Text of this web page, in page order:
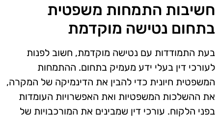
חשיבות התמחות משפטית
בתחום נטישה מוקדמת
בעת התמודדות עם נטישה מוקדמת, חשוב לפנות
לעורכי דין בעלי ידע מעמיק בתחום. ההתמחות
המשפטית חיונית כדי להבין את הדינמיקה של המקרה,
את ההשלכות המשפטיות ואת האפשרויות העומדות
בפני הלקוח. עורכי דין שמבינים את המורכבויות של